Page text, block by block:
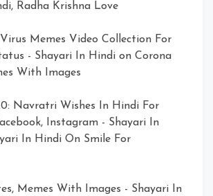
Radha Krishna Love
Memes Video Collection For
- Shayari In Hindi on Corona
With Images
Navratri Wishes In Hindi For
Instagram - Shayari In
In Hindi On Smile For
Memes With Images - Shayari In